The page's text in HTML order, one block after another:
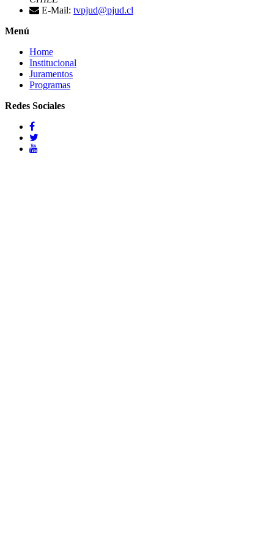
E-Mail: tvpjud@pjud.cl
Menú
Home
Institucional
Juramentos
Programas
Redes Sociales